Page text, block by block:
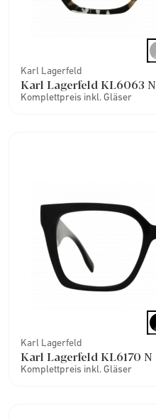
Karl Lagerfeld
Karl Lagerfeld KL6063 N
Komplettpreis inkl. Gläser
Karl Lagerfeld
Karl Lagerfeld KL6170 N
Komplettpreis inkl. Gläser